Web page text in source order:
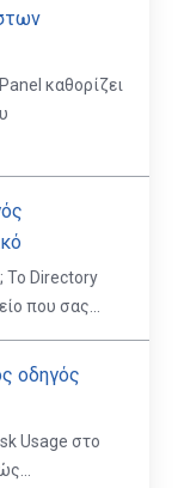
καθορίζει
Το Directory
που σας...
οδηγός
Usage στο